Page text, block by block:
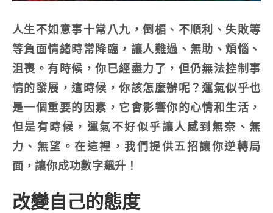
人生不如意事十常八九，倒楣、不順利、失敗等
等負面情緒時常降臨，讓人難過、無助、煩惱、
沮喪。有時候，你已經盡力了，但仍無法控制事
情的發展，這時候，你該怎麼辦呢？運氣似乎也
是一個重要的因素，它會影響你的心情和生活，
但是有時候，運氣不好似乎讓人感到無奈、無
力、無望。在這裡，我們提供五招讓你逆轉局
面，讓你成功數字飆升！
改變自己的態度